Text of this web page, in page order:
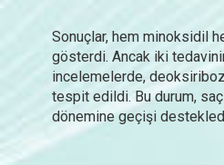
Sonuçlar, hem minoksidil
gösterdi. Ancak iki
incelemelerde, deoksiriboz
tespit edildi. Bu durum,
dönemine geçişi